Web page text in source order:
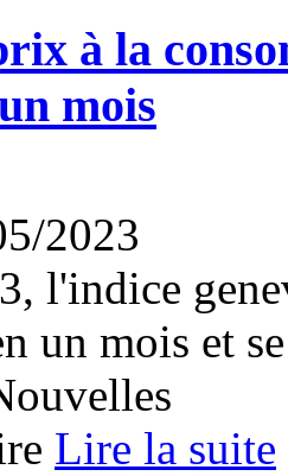
à la
mois
2023
l'indice
un mois et
Lire la suite